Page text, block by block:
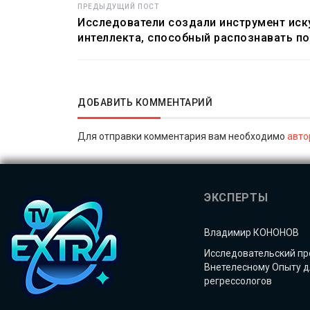
ПРЕДЫДУЩИЙ ПОСТ
Исследователи создали инструмент
интеллекта, способный распознавать
ДОБАВИТЬ КОММЕНТАРИЙ
Для отправки комментария вам необходимо
ЭКСПЕРТЫ
Владимир КОНОНОВ
Исследовательский
Внетелесному Опыту
регрессологов